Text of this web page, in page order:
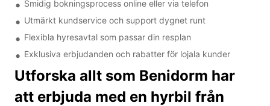
Smidig bokningsprocess online eller via telefon
Utmärkt kundservice och support dygnet runt
Flexibla hyresavtal som passar din resplan
Exklusiva erbjudanden och rabatter för lojala kunder
Utforska allt som Benidorm har
att erbjuda med en hyrbil från